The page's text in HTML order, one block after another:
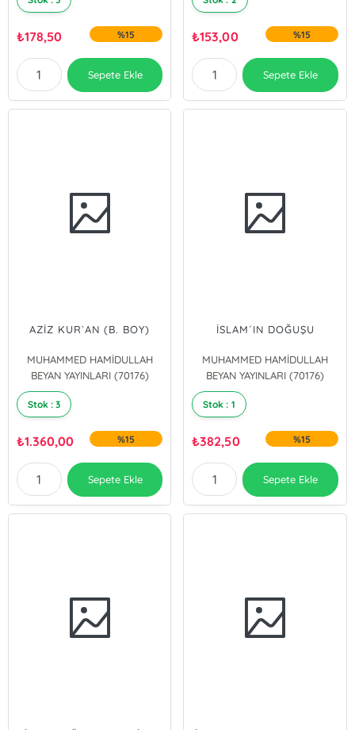
₺178,50 %15
Sepete Ekle
₺153,00 %15
Sepete Ekle
AZİZ KUR`AN (B. BOY)
MUHAMMED HAMİDULLAH
BEYAN YAYINLARI (70176)
Stok : 3
₺1.360,00 %15
Sepete Ekle
İSLAM´IN DOĞUŞU
MUHAMMED HAMİDULLAH
BEYAN YAYINLARI (70176)
Stok : 1
₺382,50 %15
Sepete Ekle